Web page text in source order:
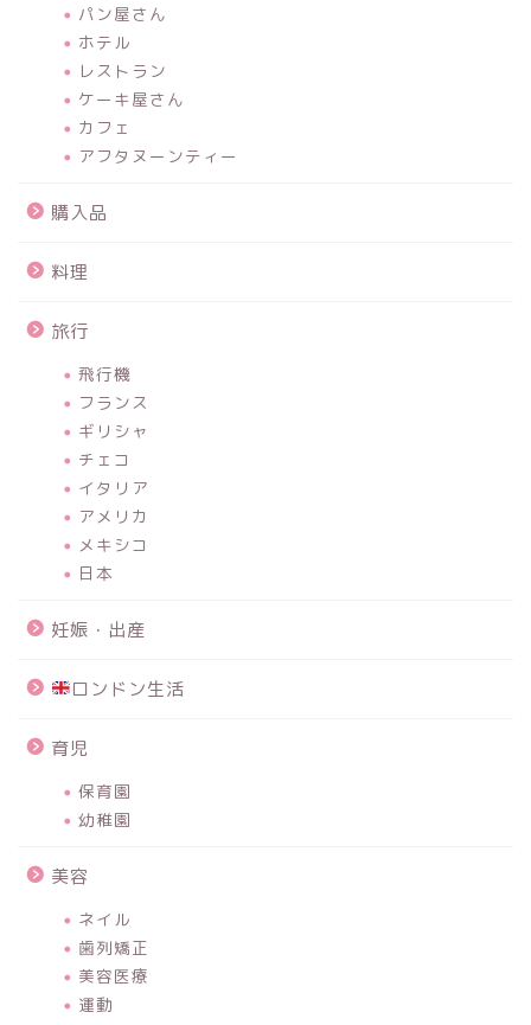
パン屋さん
ホテル
レストラン
ケーキ屋さん
カフェ
アフタヌーンティー
購入品
料理
旅行
飛行機
フランス
ギリシャ
チェコ
イタリア
アメリカ
メキシコ
日本
妊娠・出産
ロンドン生活
育児
保育園
幼稚園
美容
ネイル
歯列矯正
美容医療
運動